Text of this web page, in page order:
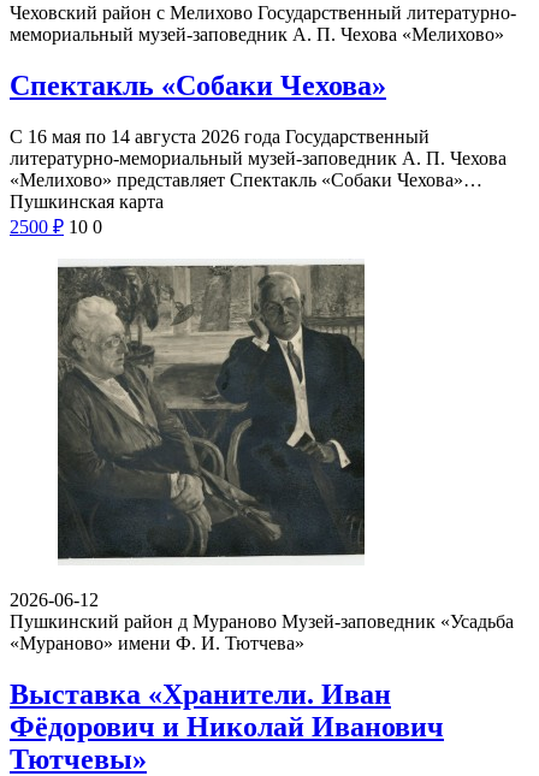
Чеховский район с Мелихово Государственный литературно-
мемориальный музей-заповедник А. П. Чехова «Мелихово»
Спектакль «Собаки Чехова»
С 16 мая по 14 августа 2026 года Государственный
литературно-мемориальный музей-заповедник А. П. Чехова
«Мелихово» представляет Спектакль «Собаки Чехова»…
Пушкинская карта
2500 ₽ 10 0
2026-06-12
Пушкинский район д Мураново Музей-заповедник «Усадьба
«Мураново» имени Ф. И. Тютчева»
Выставка «Хранители. Иван
Фёдорович и Николай Иванович
Тютчевы»